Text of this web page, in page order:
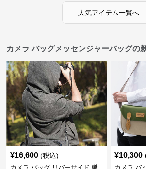
人気アイテム一覧へ
カメラ バッグメッセンジャーバッグの
¥16,600 (税込)
カメラ バッグ リバーサイド 職
¥10,300
カメラ バ